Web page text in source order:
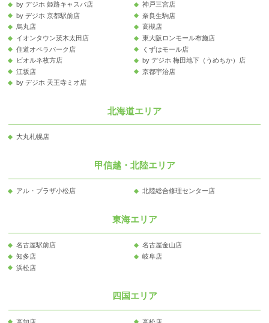
by デジホ 姫路キャスパ店
神戸三宮店
by デジホ 京都駅前店
奈良生駒店
烏丸店
高槻店
イオンタウン茨木太田店
東大阪ロンモール布施店
住道オペラパーク店
くずはモール店
ビオルネ枚方店
by デジホ 梅田地下（うめちか）店
江坂店
京都宇治店
by デジホ 天王寺ミオ店
北海道エリア
大丸札幌店
甲信越・北陸エリア
アル・プラザ小松店 北陸総合修理センター店
東海エリア
名古屋駅前店
名古屋金山店
知多店
岐阜店
浜松店
四国エリア